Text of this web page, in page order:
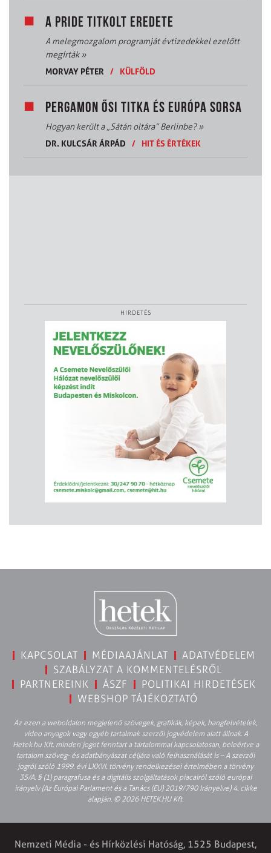
A PRIDE TITKOLT EREDETE
A melegmozgalom programját évtizedekkel ezelőtt
megírták»
MORVAY PÉTER / KÜLFÖLD
PERGAMON ŐSI TITKA ÉS EURÓPA SORSA
Hogyan került a „Sátán oltára” Berlinbe?»
DR. KULCSÁR ÁRPÁD
/ HIT ÉS ÉRTÉKEK
HIRDETÉS
KAPCSOLAT MÉDIAAJÁNLAT
ADATVÉDELEM
SZABÁLYZAT A KOMMENTELÉSRŐL
PARTNEREINK
ÁSZF
POLITIKAI HIRDETÉSEK
WEBSHOP TÁJÉKOZTATÓ
Az ezen a weboldalon megjelenő szövegek, grafikák, képek, hangfelvételek,
video anyagok vagy egyéb tartalmak szerzői jogvédelem alatt állnak. A
Hetek.hu Kft. minden jogot fenntart a tartalommal kapcsolatosan, beleértve a
tartalom szöveg- és adatbányászat céljára való felhasználását is – A szerzői
jogról szóló 1999. évi LXXVI. törvény rendelkezései értelmében a törvény
35/A. § (1) paragrafusa és a digitális szolgáltatások piacairól szóló európai
irányelv (Az Európai Parlament és a Tanács (EU) 2019/790 Irányelve) 4. cikke
alapján. © 2026 HETEK.HU Kft.
Nemzeti Média - és Hírközlési Hatóság, 1525 Budapest,